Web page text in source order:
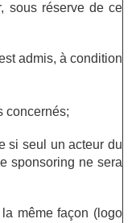
sous réserve de ce
admis, à condition
concernés;
si seul un acteur du
sponsoring ne sera
même façon (logo